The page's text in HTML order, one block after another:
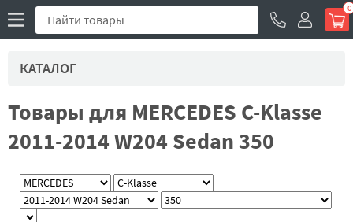
0
КАТАЛОГ
Товары для MERCEDES C-Klasse
2011-2014 W204 Sedan 350